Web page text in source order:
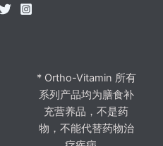
* Ortho-Vitamin 所有
系列产品均为膳食补
充营养品，不是药
物，不能代替药物治